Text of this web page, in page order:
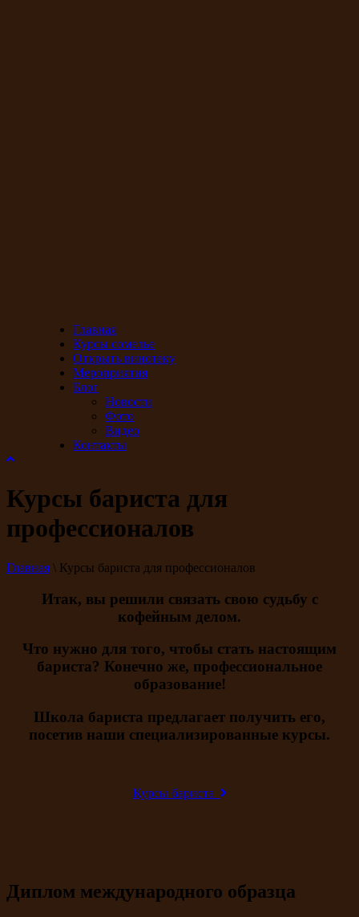
Главная
Курсы сомелье
Открыть винотеку
Мероприятия
Блог
Новости
Фото
Видео
Контакты
Курсы бариста для
профессионалов
Главная \ Курсы бариста для профессионалов
Итак, вы решили связать свою судьбу с
кофейным делом.
Что нужно для того, чтобы стать настоящим
бариста? Конечно же, профессиональное
образование!
Школа бариста предлагает получить его,
посетив наши специализированные курсы.
Курсы бариста
Диплом международного образца